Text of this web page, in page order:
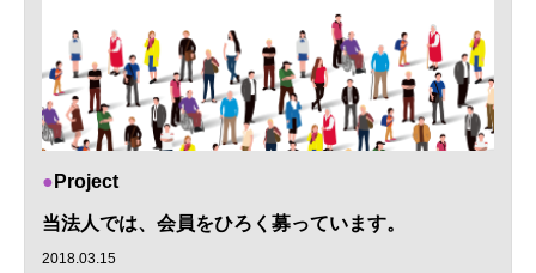
Project
当法人では、会員をひろく募っています。
2018.03.15